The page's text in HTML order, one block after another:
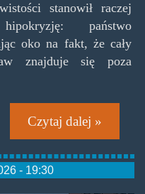
stanowił raczej
państwo
oko na fakt, że cały
znajduje się poza
Czytaj dalej »
- 19:30